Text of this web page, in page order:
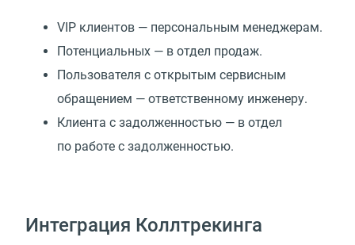
VIP клиентов — персональным менеджерам.
Потенциальных — в отдел продаж.
Пользователя с открытым сервисным
обращением — ответственному инженеру.
Клиента с задолженностью — в отдел
по работе с задолженностью.
Интеграция Коллтрекинга